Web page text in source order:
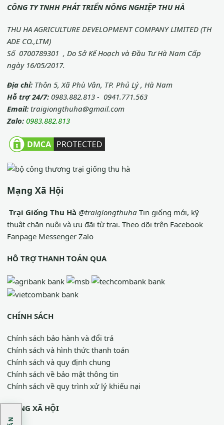
CÔNG TY TNHH PHÁT TRIỂN NÔNG NGHIỆP THU HÀ
THU HA AGRICULTURE DEVELOPMENT COMPANY LIMITED (TH
ADE CO.,LTM)
Số 0700789301 , Do Sở Kế Hoạch và Đầu Tư Hà Nam Cấp
ngày 16/05/2017.
Địa chỉ: Thôn 5, Xã Phù Vân, TP. Phủ Lý , Hà Nam
Hỗ trợ 24/7:0983.882.813 - 0941.771.563
Email: traigiongthuha@gmail.com
Zalo: 0983.882.813
Mạng Xã Hội
Trại Giống Thu Hà @traigiongthuha Tin giống mới, kỹ
thuật chăn nuôi và ưu đãi từ trại. Theo dõi trên Facebook
Fanpage Messenger Zalo
HỖ TRỢ THANH TOÁN QUA
CHÍNH SÁCH
Chính sách bảo hành và đổi trả
Chính sách và hình thức thanh toán
Chính sách và quy định chung
Chính sách về bảo mật thông tin
Chính sách về quy trình xử lý khiếu nại
MẠNG XÃ HỘI